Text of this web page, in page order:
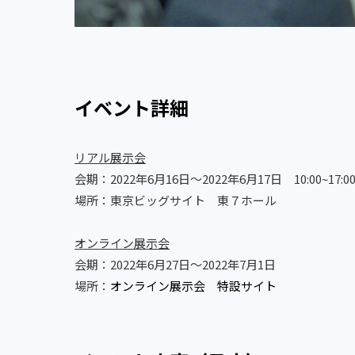
イベント詳細
リアル展示会
会期：2022年6月16日〜2022年6月17日
場所：東京ビッグサイト 東７ホール
オンライン展示会
会期：2022年6月27日〜2022年7月1日
場所： オンライン展示会 特設サイト